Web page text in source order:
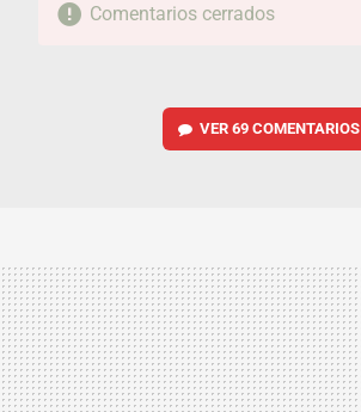
Comentarios cerrados
VER 69 COMENTARIOS